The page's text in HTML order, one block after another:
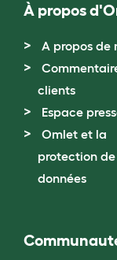
À propos
A propos de
clients
Espace
Omlet et la
protection de
données